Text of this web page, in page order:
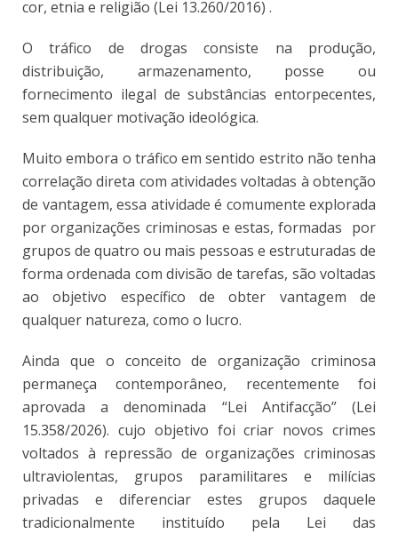
cor, etnia e religião (Lei 13.260/2016) .
O tráfico de drogas consiste na produção,
distribuição, armazenamento, posse ou
fornecimento ilegal de substâncias entorpecentes,
sem qualquer motivação ideológica.
Muito embora o tráfico em sentido estrito não tenha
correlação direta com atividades voltadas à obtenção
de vantagem, essa atividade é comumente explorada
por organizações criminosas e estas, formadas por
grupos de quatro ou mais pessoas e estruturadas de
forma ordenada com divisão de tarefas, são voltadas
ao objetivo específico de obter vantagem de
qualquer natureza, como o lucro.
Ainda que o conceito de organização criminosa
permaneça contemporâneo, recentemente foi
aprovada a denominada “Lei Antifacção” (Lei
15.358/2026). cujo objetivo foi criar novos crimes
voltados à repressão de organizações criminosas
ultraviolentas, grupos paramilitares e milícias
privadas e diferenciar estes grupos daquele
tradicionalmente instituído pela Lei das